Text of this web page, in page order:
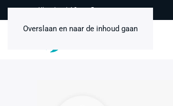
Overslaan en naar de inhoud gaan
Uitstekend 4,8 van 5